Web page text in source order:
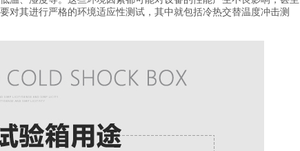
对其进行严格的环境适应性测试，其中就包括冷热交替温度冲击测